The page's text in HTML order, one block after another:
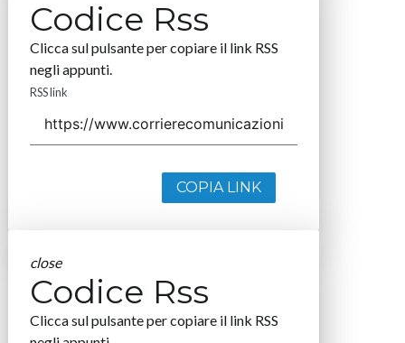
Codice Rss
Clicca sul pulsante per copiare il link RSS
negli appunti.
RSS link
COPIA LINK
close
Codice Rss
Clicca sul pulsante per copiare il link RSS